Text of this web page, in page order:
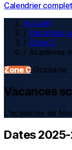
Calendrier complet
Accueil
/ Vacances
/ Zone C
/ Académie
Zone C Occitanie
Vacances
L'académie de
Dates